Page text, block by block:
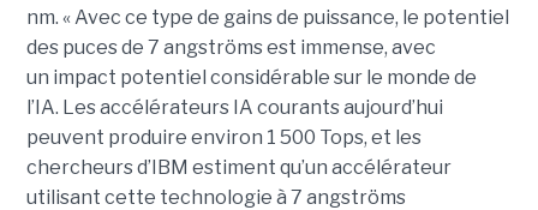
nm. « Avec ce type de gains de puissance, le potentiel
des puces de 7 angströms est immense, avec
un impact potentiel considérable sur le monde de
l’IA. Les accélérateurs IA courants aujourd’hui
peuvent produire environ 1 500 Tops, et les
chercheurs d’IBM estiment qu’un accélérateur
utilisant cette technologie à 7 angströms